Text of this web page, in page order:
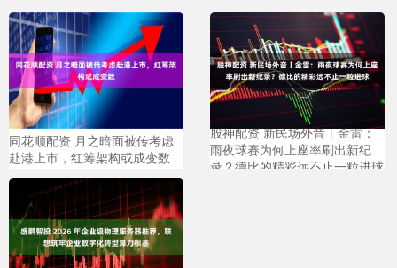
同花顺配资 月之暗面被传考虑
赴港上市，红筹架构或成变数
股神配资 新民场外音丨金雷：
雨夜球赛为何上座率刷出新纪
录？德比的精彩远不止一粒进球